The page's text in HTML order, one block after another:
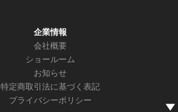
企業情報
会社概要
ショールーム
お知らせ
特定商取引法に基づく表記
プライバシーポリシー